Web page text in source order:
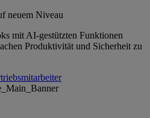
neuem Niveau
mit AI-gestützten Funktionen
Produktivität und Sicherheit zu